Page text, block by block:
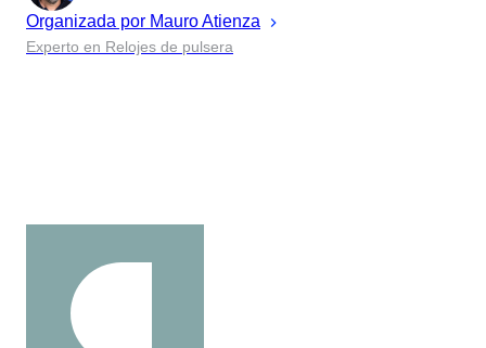
Organizada por MauroAtienza
Experto en Relojes de pulsera